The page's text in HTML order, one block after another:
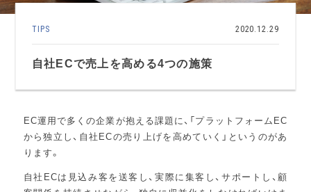
TIPS 2020.12.29
自社ECで売上を高める4つの施策
EC運用で多くの企業が抱える課題に、「プラットフォームEC
から独立し、自社ECの売り上げを高めていく」というのがあ
ります。
自社ECは見込み客を送客し、実際に集客し、サポートし、顧